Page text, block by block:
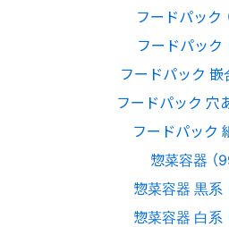
フードパック
フードパック
フードパック 嵌
フードパック 穴
フードパック 紙
惣菜容器 （
惣菜容器 黒系
惣菜容器 白系